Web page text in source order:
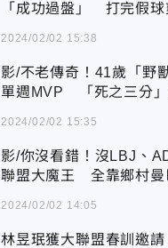
「成功過盤」 打完假球
2024/02/02 15:38
影/不老傳奇！41歲「野
單週MVP 「死之三分
2024/02/02 15:35
影/你沒看錯！沒LBJ、
聯盟大魔王 全靠鄉村曼
2024/02/02 14:05
林昱珉獲大聯盟春訓邀